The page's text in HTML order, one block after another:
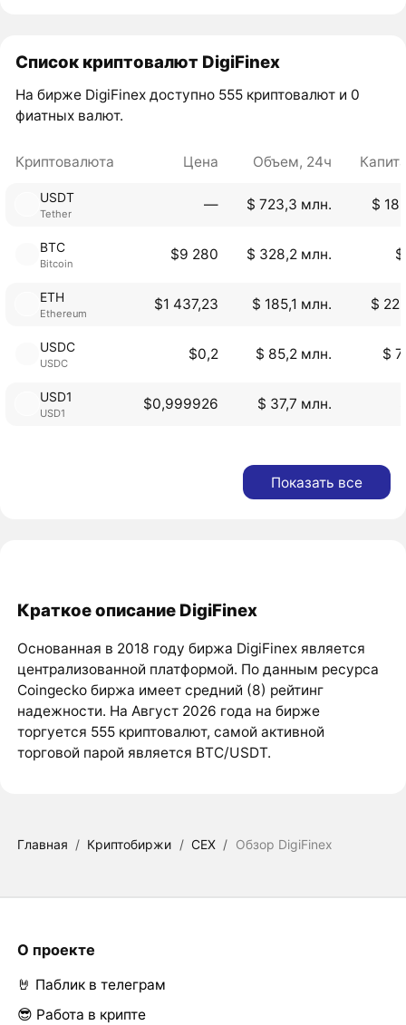
Список криптовалют DigiFinex
На бирже DigiFinex доступно 555 криптовалют и 0
фиатных валют.
Криптовалюта Цена Объем, 24ч
USDT
Tether
― $ 723,3 млн. $
BTC
Bitcoin
$9 280 $ 328,2 млн.
ETH
Ethereum
$1 437,23 $ 185,1 млн. $
USDC
USDC
$0,2 $ 85,2 млн. $
USD1
USD1
$0,999926 $ 37,7 млн.
Показать все
Краткое описание DigiFinex
Основанная в 2018 году биржа DigiFinex является
централизованной платформой. По данным ресурса
Coingecko биржа имеет средний (8) рейтинг
надежности. На Август 2026 года на бирже
торгуется 555 криптовалют, самой активной
торговой парой является BTC/USDT.
Главная / Криптобиржи / CEX / Обзор DigiFinex
О проекте
🤘 Паблик в телеграм
😎 Работа в крипте